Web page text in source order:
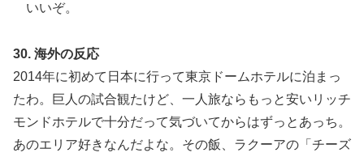
いいぞ。
30. 海外の反応
2014年に初めて日本に行って東京ドームホテルに泊まっ
たわ。巨人の試合観たけど、一人旅ならもっと安いリッチ
モンドホテルで十分だって気づいてからはずっとあっち。
あのエリア好きなんだよな。その飯、ラクーアの「チーズ